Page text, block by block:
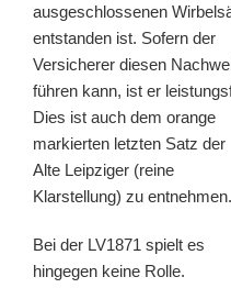
ausgeschlossenen
entstanden ist. Sofern der
Versicherer diesen
führen kann, ist er
Dies ist auch dem orange
markierten letzten Satz der
Alte Leipziger (reine
Klarstellung) zu entnehmen.
Bei der LV1871 spielt es
hingegen keine Rolle.